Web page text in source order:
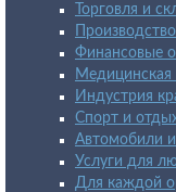
Торговля и
Финансовые
Индустрия
Спорт и
Автомобили и
Услуги для
Для каждой